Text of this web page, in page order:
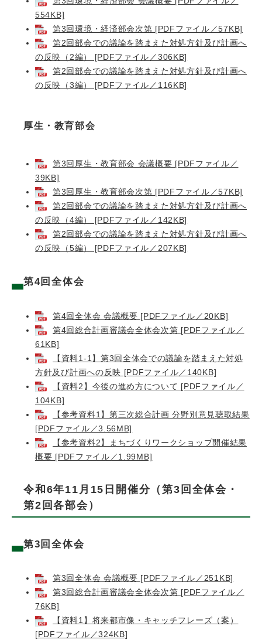
554KB]
第3回環境・経済部会次第 [PDFファイル／57KB]
第2回部会での議論を踏まえた対処方針及び計画へ
の反映（2編） [PDFファイル／306KB]
第2回部会での議論を踏まえた対処方針及び計画へ
の反映（3編） [PDFファイル／116KB]
厚生・教育部会
第3回厚生・教育部会 会議概要 [PDFファイル／
39KB]
第3回厚生・教育部会次第 [PDFファイル／57KB]
第2回部会での議論を踏まえた対処方針及び計画へ
の反映（4編） [PDFファイル／142KB]
第2回部会での議論を踏まえた対処方針及び計画へ
の反映（5編） [PDFファイル／207KB]
第4回全体会
第4回全体会 会議概要 [PDFファイル／20KB]
第4回総合計画審議会全体会次第 [PDFファイル／
61KB]
【資料1-1】第3回全体会での議論を踏まえた対処
方針及び計画への反映 [PDFファイル／140KB]
【資料2】今後の進め方について [PDFファイル／
104KB]
【参考資料1】第三次総合計画 分野別意見聴取結果
[PDFファイル／3.56MB]
【参考資料2】まちづくりワークショップ開催結果
概要 [PDFファイル／1.99MB]
令和6年11月15日開催分（第3回全体会・
第2回各部会）
第3回全体会
第3回全体会 会議概要 [PDFファイル／251KB]
第3回総合計画審議会全体会次第 [PDFファイル／
76KB]
【資料1】将来都市像・キャッチフレーズ（案）
[PDFファイル／324KB]